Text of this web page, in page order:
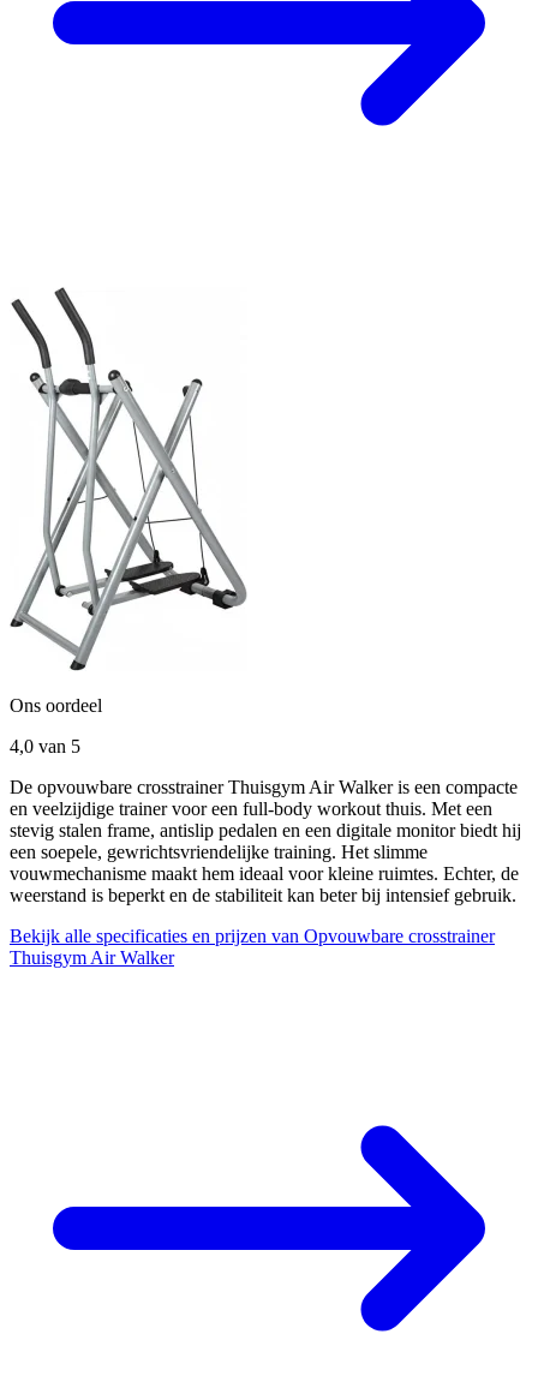
Ons oordeel
4,0 van 5
De opvouwbare crosstrainer Thuisgym Air Walker is een compacte
en veelzijdige trainer voor een full-body workout thuis. Met een
stevig stalen frame, antislip pedalen en een digitale monitor biedt hij
een soepele, gewrichtsvriendelijke training. Het slimme
vouwmechanisme maakt hem ideaal voor kleine ruimtes. Echter, de
weerstand is beperkt en de stabiliteit kan beter bij intensief gebruik.
Bekijk alle specificaties en prijzen van Opvouwbare crosstrainer
Thuisgym Air Walker